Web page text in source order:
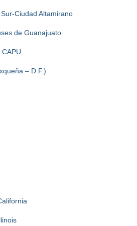
Ciudad Altamirano
de Guanajuato
– D.F.)